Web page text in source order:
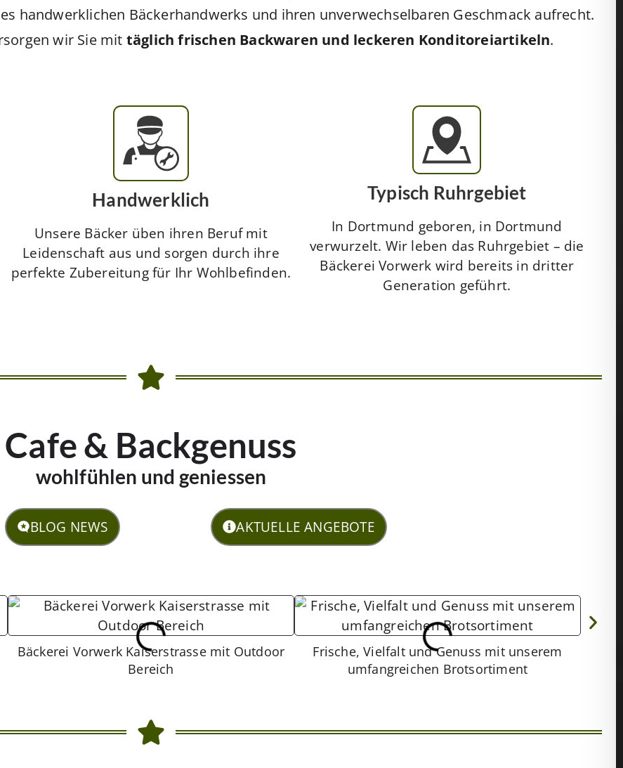
handwerklichen Bäckerhandwerks und ihren unverwechselbaren Geschmack aufrecht.
wir Sie mit täglich frischen Backwaren und leckeren Konditoreiartikeln.
Handwerklich
Unsere Bäcker üben ihren Beruf mit
Leidenschaft aus und sorgen durch ihre
perfekte Zubereitung für Ihr Wohlbefinden.
Typisch Ruhrgebiet
In Dortmund geboren, in Dortmund
verwurzelt. Wir leben das Ruhrgebiet – die
Bäckerei Vorwerk wird bereits in dritter
Generation geführt.
Cafe & Backgenuss
wohlfühlen und geniessen
BLOG NEWS AKTUELLE ANGEBOTE
Bäckerei Vorwerk Kaiserstrasse mit Outdoor
Bereich
Frische, Vielfalt und Genuss mit unserem
umfangreichen Brotsortiment